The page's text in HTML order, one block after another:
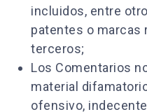
incluidos, entre
patentes o marcas
terceros;
Los Comentarios
material
ofensivo,